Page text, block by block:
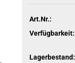
Art.Nr.:
Verfügbarkeit:
Lagerbestand: